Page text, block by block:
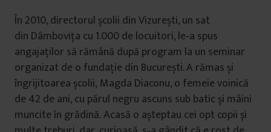
În 2010, directorul școlii din Vizurești, un sat
din Dâmbovița cu 1.000 de locuitori, le‐a spus
angajaților să rămână după program la un seminar
organizat de o fundație din București. A rămas și
îngrijitoarea școlii, Magda Diaconu, o femeie voinică
de 42 de ani, cu părul negru ascuns sub batic și mâini
muncite în grădină. Acasă o așteptau cei opt copii și